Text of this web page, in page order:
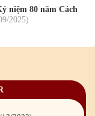
niệm 80 năm Cách
/2025
/12/2023
/12